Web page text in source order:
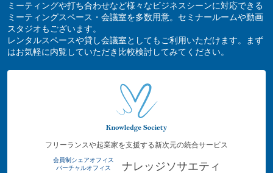
ミーティングや打ち合わせなど様々なビジネスシーンに対応できる
ミーティングスペース・会議室を多数用意。セミナールームや動画
スタジオもございます。
レンタルスペースや貸し会議室としてもご利用いただけます。まず
はお気軽に内覧していただき比較検討してみてください。
フリーランスや起業家を支援する新次元の統合サービス
会員制シェアオフィス
バーチャルオフィス
ナレッジソサエティ